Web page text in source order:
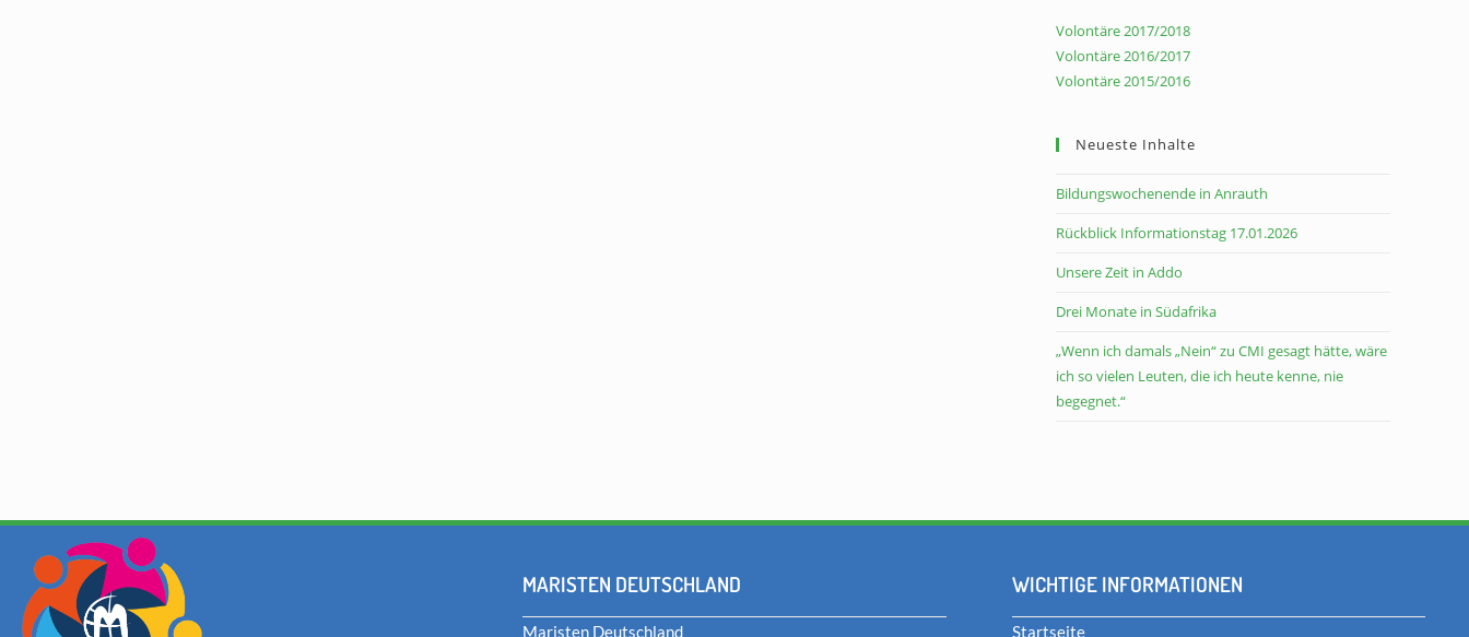
Volontäre 2017/2018
Volontäre 2016/2017
Volontäre 2015/2016
Neueste Inhalte
Bildungswochenende in Anrauth
Rückblick Informationstag 17.01.2026
Unsere Zeit in Addo
Drei Monate in Südafrika
„Wenn ich damals „Nein“ zu CMI gesagt hätte, wäre
ich so vielen Leuten, die ich heute kenne, nie
begegnet.“
MARISTEN DEUTSCHLAND
Maristen Deutschland
WICHTIGE INFORMATIONEN
Startseite